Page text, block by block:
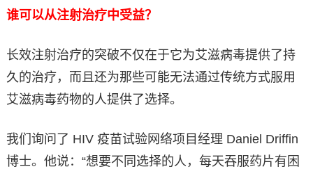
谁可以从注射治疗中受益？
长效注射治疗的突破不仅在于它为艾滋病毒提供了持
久的治疗，而且还为那些可能无法通过传统方式服用
艾滋病毒药物的人提供了选择。
我们询问了 HIV 疫苗试验网络项目经理 Daniel Driffin
博士。他说：“想要不同选择的人，每天吞服药片有困